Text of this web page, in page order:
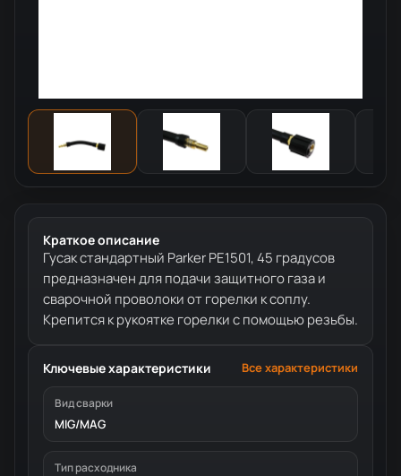
Краткое описание
Гусак стандартный Parker PE1501, 45 градусов
предназначен для подачи защитного газа и
сварочной проволоки от горелки к соплу.
Крепится к рукоятке горелки с помощью резьбы.
Ключевые характеристики Все характеристики
Вид сварки
MIG/MAG
Тип расходника